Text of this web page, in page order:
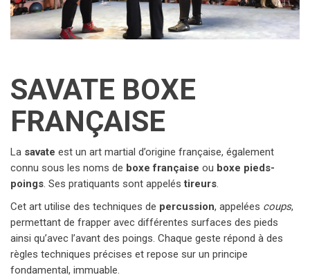
SAVATE BOXE
FRANÇAISE
La savate est un art martial d’origine française, également
connu sous les noms de boxe française ou boxe pieds-
poings. Ses pratiquants sont appelés tireurs.
Cet art utilise des techniques de percussion, appelées coups,
permettant de frapper avec différentes surfaces des pieds
ainsi qu’avec l’avant des poings. Chaque geste répond à des
règles techniques précises et repose sur un principe
fondamental, immuable.